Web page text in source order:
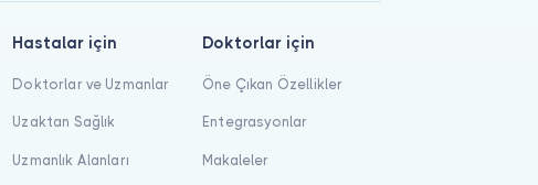
Hastalar için
Doktorlar ve Uzmanlar
Uzaktan Sağlık
Uzmanlık Alanları
Doktorlar için
Öne Çıkan Özellikler
Entegrasyonlar
Makaleler